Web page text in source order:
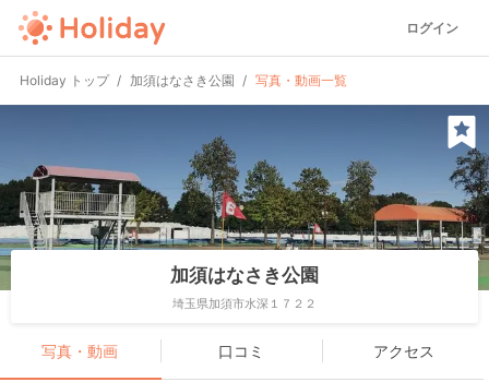
ログイン
Holiday トップ 加須はなさき公園 写真・動画一覧
加須はなさき公園
埼玉県加須市水深１７２２
写真・動画 口コミ アクセス